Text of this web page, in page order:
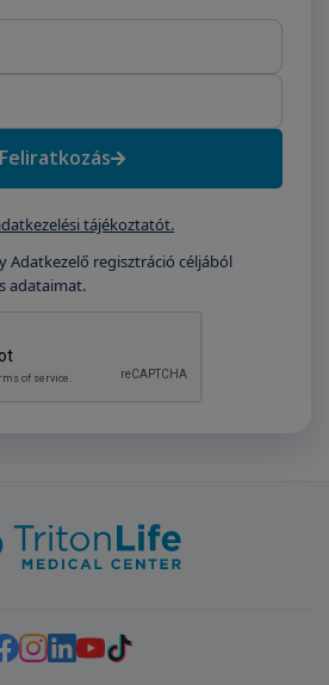
Feliratkozás
tájékoztatót.
Adatkezelő regisztráció céljából
adataimat.